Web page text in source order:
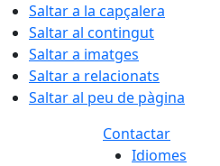
Saltar a la capçalera
Saltar al contingut
Saltar a imatges
Saltar a relacionats
Saltar al peu de pàgina
Contactar
Idiomes